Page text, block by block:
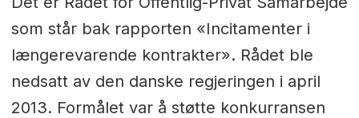
som står bak rapporten «Incitamenter i
længerevarende kontrakter». Rådet ble
nedsatt av den danske regjeringen i april
2013. Formålet var å støtte konkurransen